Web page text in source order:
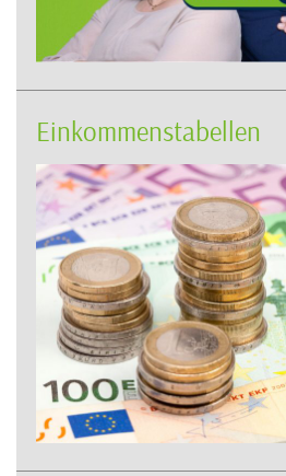
Einkommenstabellen